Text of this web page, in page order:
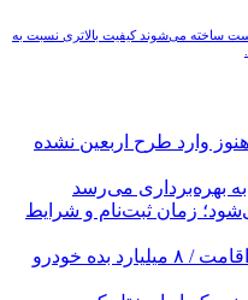
دست ساخته می‌شوند کیفیت بالاتری نسبت به
هنوز وارد طرح اربعین نشده
به بهره‌برداری می‌رسد
زمان ثبت‌نام و شرایط
کاسبی خارج‌نشین‌ها با سهمیه اقامت / ۸ میلیارد بده خودرو